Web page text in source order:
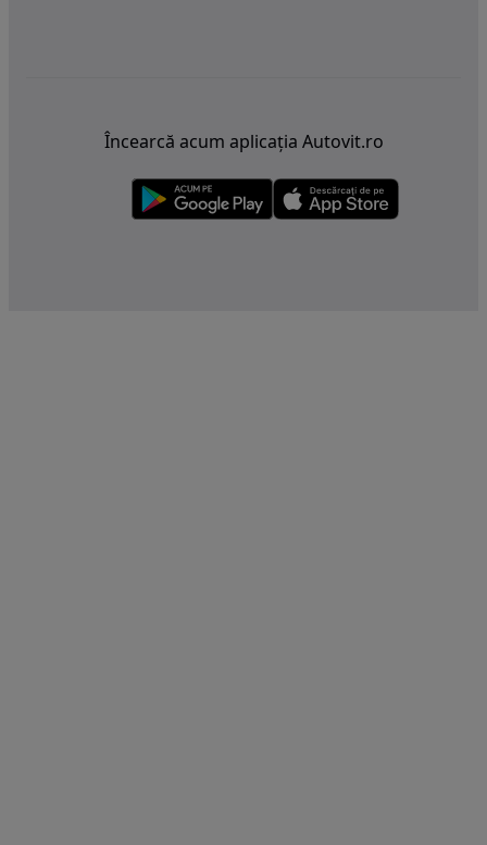
Încearcă acum aplicația Autovit.ro